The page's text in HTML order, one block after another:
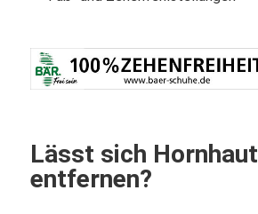
Lässt sich Hornhaut
entfernen?